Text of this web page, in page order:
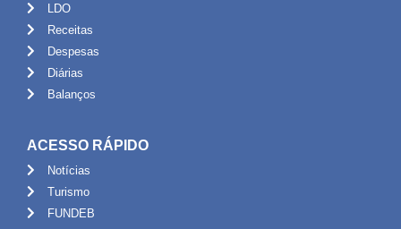
LDO
Receitas
Despesas
Diárias
Balanços
ACESSO RÁPIDO
Notícias
Turismo
FUNDEB